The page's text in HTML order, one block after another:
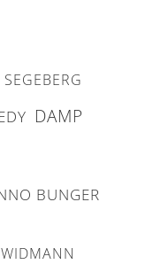
DAMP
BUNGER